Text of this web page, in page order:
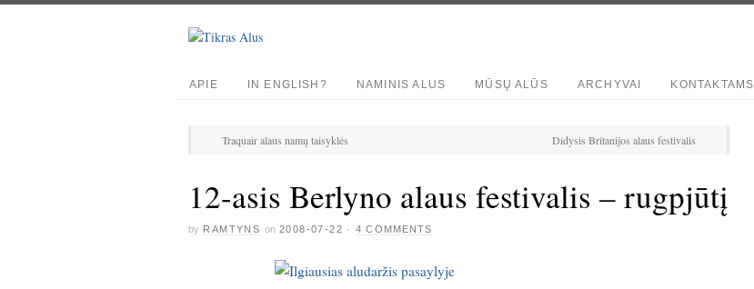
APIE IN ENGLISH? NAMINIS ALUS MŪSŲ ALŪS ARCHYVAI KONTAKTAMS
Traquair alaus namų taisyklės Didysis Britanijos alaus festivalis
12-asis Berlyno alaus festivalis – rugpjūtį
by RAMTYNS on 2008-07-22 ·4 COMMENTS